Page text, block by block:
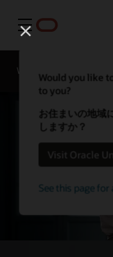
メニュー
Would you like
to you?
お住まいの地域
しますか？
Visit Oracle
See this page
Webinars